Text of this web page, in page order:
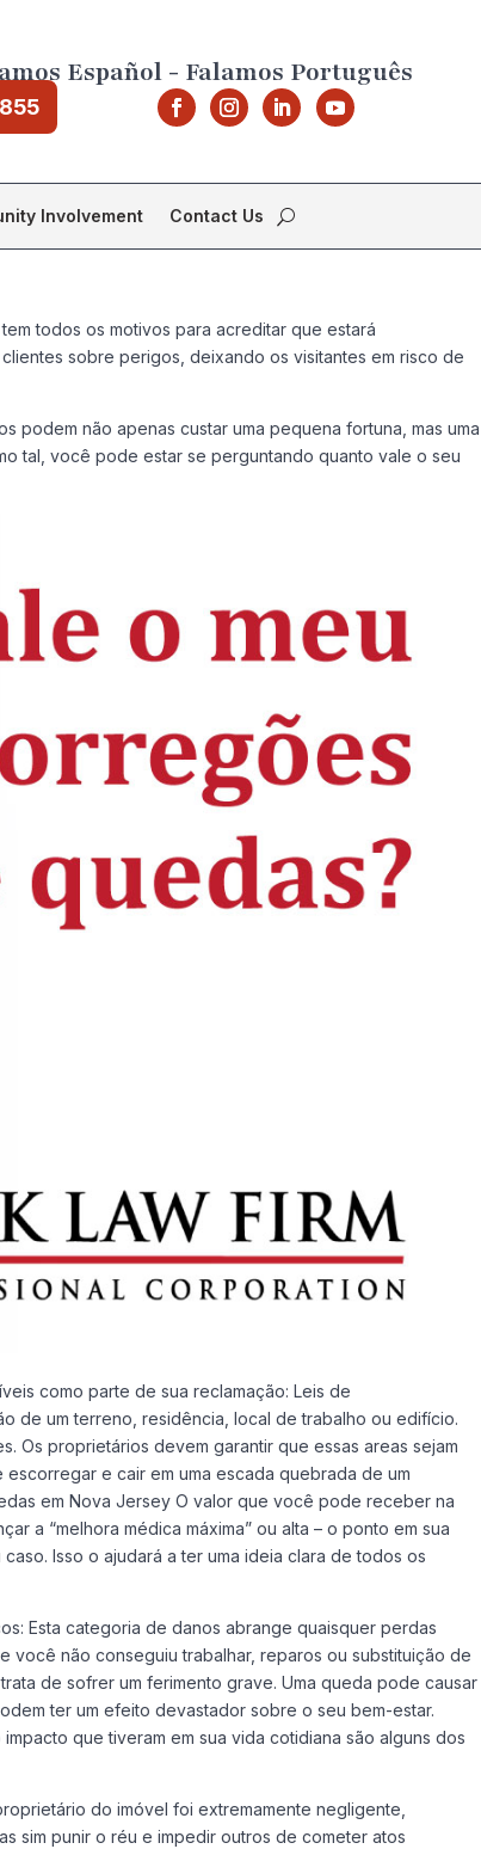
Español - Falamos Português
Involvement Contact Us
todos os motivos para acreditar que estará
sobre perigos, deixando os visitantes em risco de
não apenas custar uma pequena fortuna, mas uma
tal, você pode estar se perguntando quanto vale o seu
como parte de sua reclamação: Leis de
de um terreno, residência, local de trabalho ou edifício.
Os proprietários devem garantir que essas areas sejam
e cair em uma escada quebrada de um
em Nova Jersey O valor que você pode receber na
a “melhora médica máxima” ou alta – o ponto em sua
Isso o ajudará a ter uma ideia clara de todos os
Esta categoria de danos abrange quaisquer perdas
você não conseguiu trabalhar, reparos ou substituição de
de sofrer um ferimento grave. Uma queda pode causar
ter um efeito devastador sobre o seu bem-estar.
que tiveram em sua vida cotidiana são alguns dos
do imóvel foi extremamente negligente,
sim punir o réu e impedir outros de cometer atos